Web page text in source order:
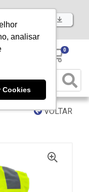
analisar
Cookies
já nosso APP
0
VOLTAR